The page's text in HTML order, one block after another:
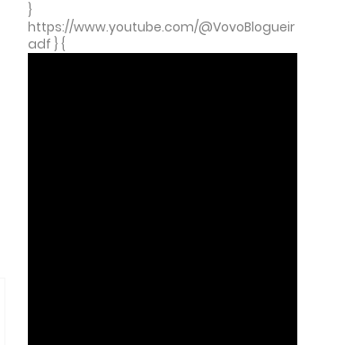
}
https://www.youtube.com/@VovoBlogueir
adf } {